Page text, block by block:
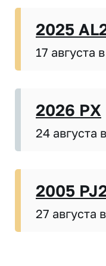
2025
17 августа
2026 PX
24 августа
2005
27 августа